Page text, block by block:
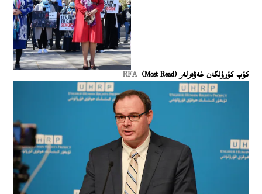
كۆپ كۆرۈلگەن خەۋەرلەر (Most Read) RFA